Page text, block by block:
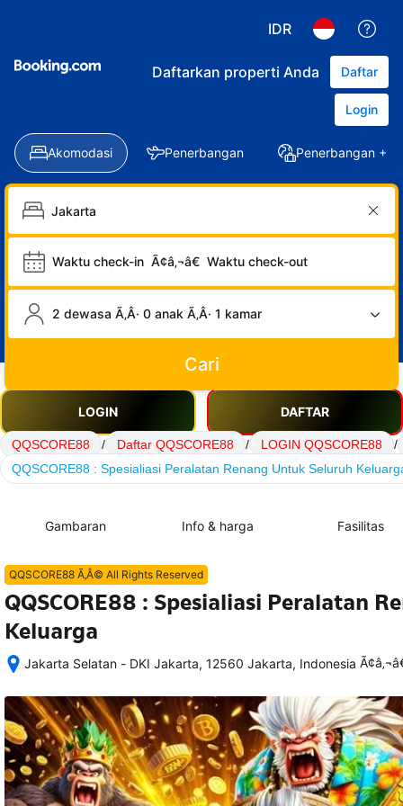
IDR
Daftarkan properti Anda Daftar
Login
Akomodasi Penerbangan Penerbangan +
Waktu check-in Ã¢â‚¬â€ Waktu check-out
2 dewasa Ã‚Â· 0 anak Ã‚Â· 1 kamar
Cari
LOGIN DAFTAR
QQSCORE88 / Daftar QQSCORE88 / LOGIN QQSCORE88
/
QQSCORE88 : Spesialiasi Peralatan Renang Untuk Seluruh
Gambaran Info & harga Fasilitas
QQSCORE88 Ã‚Â© All Rights Reserved
QQSCORE88 : Spesialiasi Peralatan
Keluarga
Jakarta Selatan - DKI Jakarta, 12560 Jakarta, Indonesia
memesan,
semua
rincian
akomodasi
termasuk
nomor